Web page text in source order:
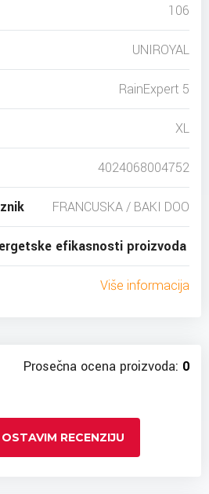
106
UNIROYAL
RainExpert 5
XL
4024068004752
FRANCUSKA / BAKI DOO
efikasnosti proizvoda
Više informacija
Prosečna ocena proizvoda: 0
RECENZIJU